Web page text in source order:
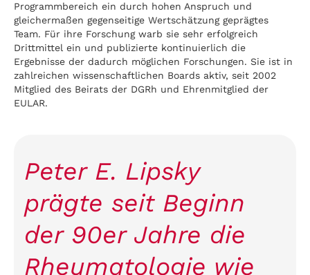
Programmbereich ein durch hohen Anspruch und
gleichermaßen gegenseitige Wertschätzung geprägtes
Team. Für ihre Forschung warb sie sehr erfolgreich
Drittmittel ein und publizierte kontinuierlich die
Ergebnisse der dadurch möglichen Forschungen. Sie ist in
zahlreichen wissenschaftlichen Boards aktiv, seit 2002
Mitglied des Beirats der DGRh und Ehrenmitglied der
EULAR.
Peter E. Lipsky
prägte seit Beginn
der 90er Jahre die
Rheumatologie wie